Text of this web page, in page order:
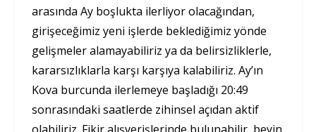
arasında Ay boşlukta ilerliyor olacağından,
girişeceğimiz yeni işlerde beklediğimiz yönde
gelişmeler alamayabiliriz ya da belirsizliklerle,
kararsızlıklarla karşı karşıya kalabiliriz. Ay’ın
Kova burcunda ilerlemeye başladığı 20:49
sonrasındaki saatlerde zihinsel açıdan aktif